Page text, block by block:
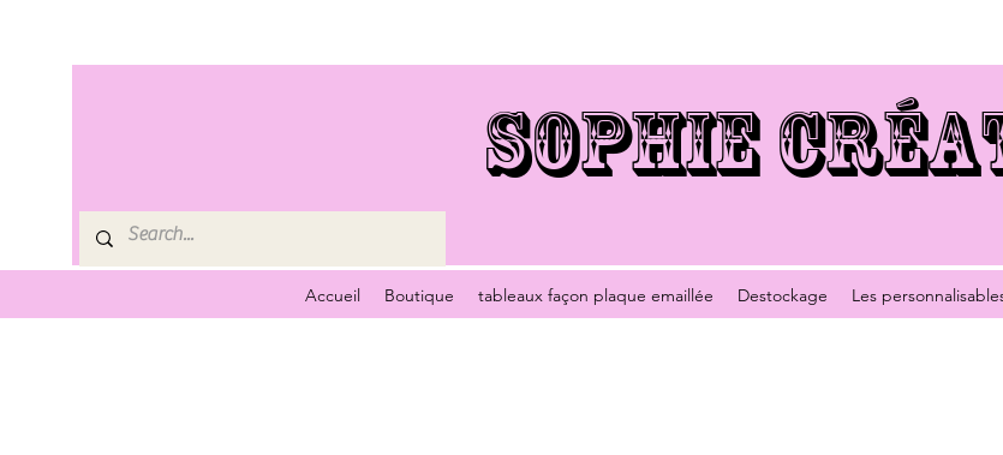
Accueil Boutique tableaux façon plaque emaillée Destockage Les
SOPHIE